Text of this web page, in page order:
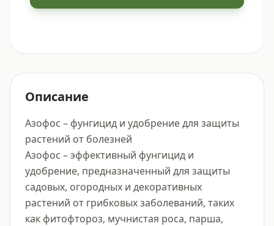
Описание
Азофос – фунгицид и удобрение для защиты
растений от болезней
Азофос – эффективный фунгицид и
удобрение, предназначенный для защиты
садовых, огородных и декоративных
растений от грибковых заболеваний, таких
как фитофтороз, мучнистая роса, парша,